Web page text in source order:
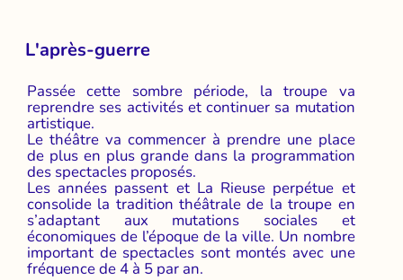
L'après-guerre
Passée cette sombre période, la troupe va
reprendre ses activités et continuer sa mutation
artistique.
Le théâtre va commencer à prendre une place
de plus en plus grande dans la programmation
des spectacles proposés.
Les années passent et La Rieuse perpétue et
consolide la tradition théâtrale de la troupe en
s’adaptant aux mutations sociales et
économiques de l’époque de la ville. Un nombre
important de spectacles sont montés avec une
fréquence de 4 à 5 par an.